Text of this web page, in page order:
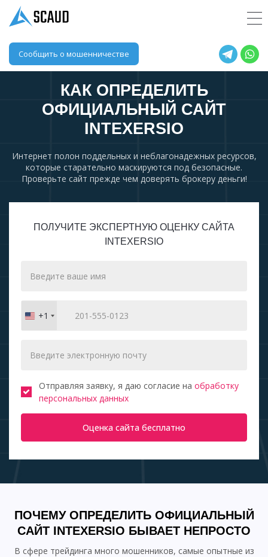
Сообщить о мошенничестве
КАК ОПРЕДЕЛИТЬ
ОФИЦИАЛЬНЫЙ САЙТ
INTEXERSIO
Интернет полон поддельных и неблагонадежных ресурсов,
которые старательно маскируются под безопасные.
Проверьте сайт прежде чем доверять брокеру деньги!
ПОЛУЧИТЕ ЭКСПЕРТНУЮ ОЦЕНКУ САЙТА
INTEXERSIO
United
States
+1
Отправляя заявку, я даю согласие на обработку
персональных данных
Оценка сайта бесплатно
ПОЧЕМУ ОПРЕДЕЛИТЬ ОФИЦИАЛЬНЫЙ
САЙТ INTEXERSIO БЫВАЕТ НЕПРОСТО
В сфере трейдинга много мошенников, самые опытные из